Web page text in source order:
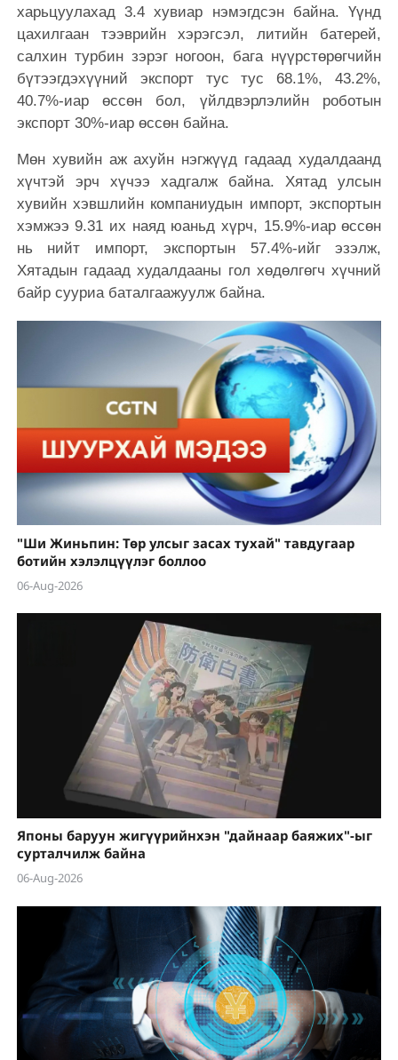
харьцуулахад 3.4 хувиар нэмэгдсэн байна. Үүнд
цахилгаан тээврийн хэрэгсэл, литийн батерей,
салхин турбин зэрэг ногоон, бага нүүрстөрөгчийн
бүтээгдэхүүний экспорт тус тус 68.1%, 43.2%,
40.7%-иар өссөн бол, үйлдвэрлэлийн роботын
экспорт 30%-иар өссөн байна.
Мөн хувийн аж ахуйн нэгжүүд гадаад худалдаанд
хүчтэй эрч хүчээ хадгалж байна. Хятад улсын
хувийн хэвшлийн компаниудын импорт, экспортын
хэмжээ 9.31 их наяд юаньд хүрч, 15.9%-иар өссөн
нь нийт импорт, экспортын 57.4%-ийг эзэлж,
Хятадын гадаад худалдааны гол хөдөлгөгч хүчний
байр сууриа баталгаажуулж байна.
"Ши Жиньпин: Төр улсыг засах тухай" тавдугаар
ботийн хэлэлцүүлэг боллоо
06-Aug-2026
Японы баруун жигүүрийнхэн "дайнаар баяжих"-ыг
сурталчилж байна
06-Aug-2026